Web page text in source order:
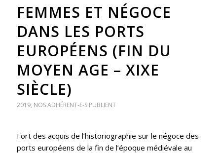
FEMMES ET NÉGOCE
DANS LES PORTS
EUROPÉENS (FIN DU
MOYEN AGE – XIXE
SIÈCLE)
2019, NOS ADHÉRENT-E-S PUBLIENT
Fort des acquis de l’historiographie sur le négoce des
ports européens de la fin de l’époque médiévale au